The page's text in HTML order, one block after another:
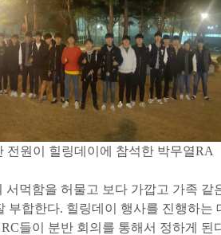
전원이 힐링데이에 참석한 박무열RA
먹함을 허물고 보다 가깝고 가족 같
부합한다. 힐링데이 행사를 진행하는
들이 분반 회의를 통해서 정하게 된